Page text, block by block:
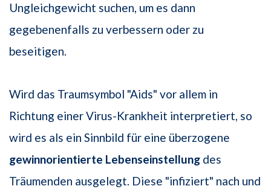
Ungleichgewicht suchen, um es dann
gegebenenfalls zu verbessern oder zu
beseitigen.
Wird das Traumsymbol "Aids" vor allem in
Richtung einer Virus-Krankheit interpretiert, so
wird es als ein Sinnbild für eine überzogene
gewinnorientierte Lebenseinstellung des
Träumenden ausgelegt. Diese "infiziert" nach und